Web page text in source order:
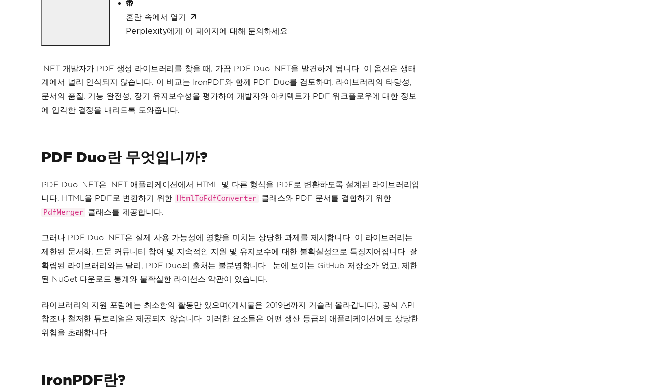
혼란 속에서 열기
Perplexity에게 이 페이지에 대해 문의하세요
.NET 개발자가 PDF 생성 라이브러리를 찾을 때, 가끔 PDF Duo .NET을 발견하게 됩니다. 이 옵션은 생태
계에서 널리 인식되지 않습니다. 이 비교는 IronPDF와 함께 PDF Duo를 검토하며, 라이브러리의 타당성,
문서의 품질, 기능 완전성, 장기 유지보수성을 평가하여 개발자와 아키텍트가 PDF 워크플로우에 대한 정보
에 입각한 결정을 내리도록 도와줍니다.
PDF Duo란 무엇입니까?
PDF Duo .NET은 .NET 애플리케이션에서 HTML 및 다른 형식을 PDF로 변환하도록 설계된 라이브러리입
니다. HTML을 PDF로 변환하기 위한
HtmlToPdfConverter 클래스와 PDF 문서를 결합하기 위한
PdfMerger 클래스를 제공합니다.
그러나 PDF Duo .NET은 실제 사용 가능성에 영향을 미치는 상당한 과제를 제시합니다. 이 라이브러리는
제한된 문서화, 드문 커뮤니티 참여 및 지속적인 지원 및 유지보수에 대한 불확실성으로 특징지어집니다. 잘
확립된 라이브러리와는 달리, PDF Duo의 출처는 불분명합니다—눈에 보이는 GitHub 저장소가 없고, 제한
된 NuGet 다운로드 통계와 불확실한 라이선스 약관이 있습니다.
라이브러리의 지원 포럼에는 최소한의 활동만 있으며(게시물은 2019년까지 거슬러 올라갑니다), 공식 API
참조나 철저한 튜토리얼은 제공되지 않습니다. 이러한 요소들은 어떤 생산 등급의 애플리케이션에도 상당한
위험을 초래합니다.
IronPDF란?